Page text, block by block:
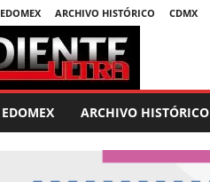
EDOMEX ARCHIVO HISTÓRICO CDMX
EDOMEX ARCHIVO HISTÓRICO